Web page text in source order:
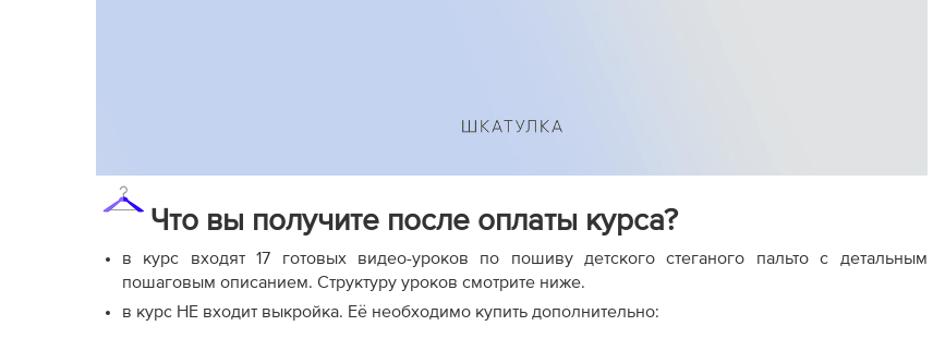
Что вы получите после оплаты курса?
в курс входят 17 готовых видео-уроков по пошиву детского стеганого пальто с детальным
пошаговым описанием. Структуру уроков смотрите ниже.
в курс НЕ входит выкройка. Её необходимо купить дополнительно: